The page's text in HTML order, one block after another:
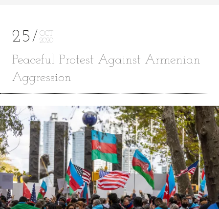
25
OCT
2020
Peaceful Protest Against Armenian
Aggression